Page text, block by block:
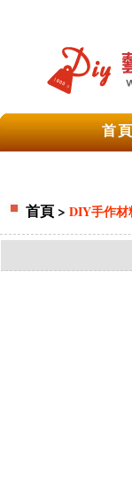
首
首頁 > DIY手作材